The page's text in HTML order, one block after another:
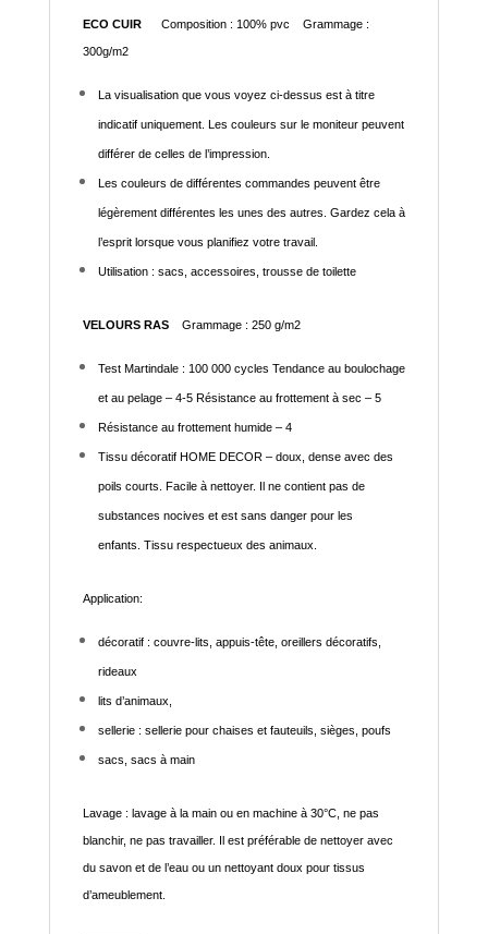
ECO CUIR Composition : 100% pvc Grammage :
300g/m2
La visualisation que vous voyez ci-dessus est à titre
indicatif uniquement. Les couleurs sur le moniteur peuvent
différer de celles de l’impression.
Les couleurs de différentes commandes peuvent être
légèrement différentes les unes des autres. Gardez cela à
l’esprit lorsque vous planifiez votre travail.
Utilisation : sacs, accessoires, trousse de toilette
VELOURS RAS Grammage : 250 g/m2
Test Martindale : 100 000 cycles Tendance au boulochage
et au pelage – 4-5 Résistance au frottement à sec – 5
Résistance au frottement humide – 4
Tissu décoratif HOME DECOR – doux, dense avec des
poils courts. Facile à nettoyer. Il ne contient pas de
substances nocives et est sans danger pour les
enfants. Tissu respectueux des animaux.
Application:
décoratif : couvre-lits, appuis-tête, oreillers décoratifs,
rideaux
lits d’animaux,
sellerie : sellerie pour chaises et fauteuils, sièges, poufs
sacs, sacs à main
Lavage : lavage à la main ou en machine à 30°C, ne pas
blanchir, ne pas travailler. Il est préférable de nettoyer avec
du savon et de l’eau ou un nettoyant doux pour tissus
d’ameublement.